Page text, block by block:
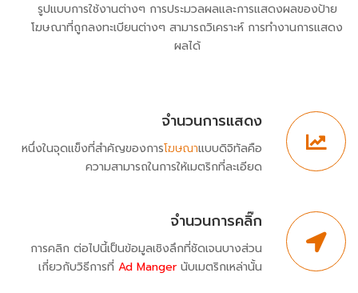
รูปแบบการใช้งานต่างๆ การประมวลผลและการแสดงผลของป้าย
โฆษณาที่ถูกลงทะเบียนต่างๆ สามารถวิเคราะห์ การทำงานการแสดง
ผลได้
จำนวนการแสดง
หนึ่งในจุดแข็งที่สำคัญของการโฆษณาแบบดิจิทัลคือ
ความสามารถในการให้เมตริกที่ละเอียด
จำนวนการคลิ๊ก
การคลิก ต่อไปนี้เป็นข้อมูลเชิงลึกที่ชัดเจนบางส่วน
เกี่ยวกับวิธีการที่ Ad Manger นับเมตริกเหล่านั้น